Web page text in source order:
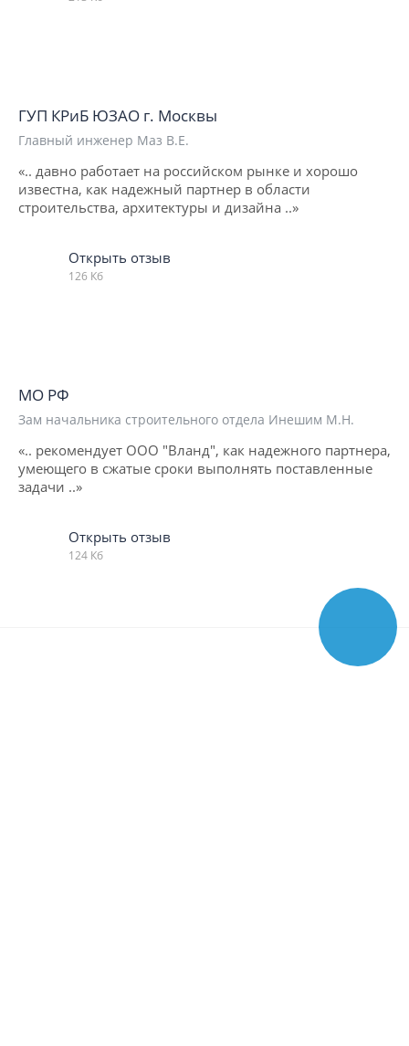
ГУП КРиБ ЮЗАО г. Москвы
Главный инженер Маз В.Е.
«.. давно работает на российском рынке и хорошо
известна, как надежный партнер в области
строительства, архитектуры и дизайна ..»
Открыть отзыв
126 Кб
МО РФ
Зам начальника строительного отдела Инешим М.Н.
«.. рекомендует ООО "Вланд", как надежного партнера,
умеющего в сжатые сроки выполнять поставленные
задачи ..»
Открыть отзыв
124 Кб